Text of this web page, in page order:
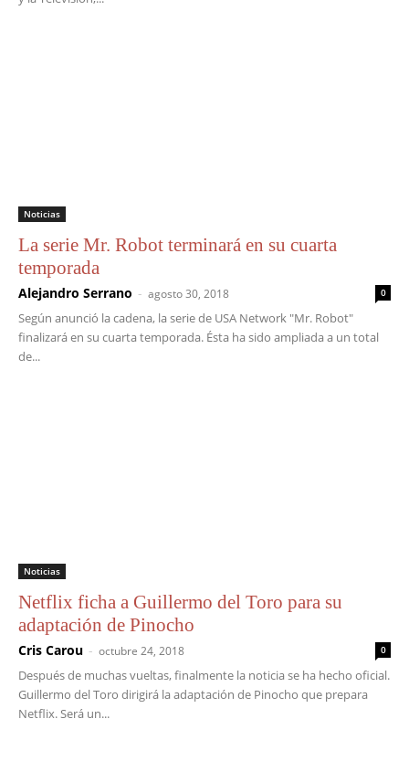
Noticias
La serie Mr. Robot terminará en su cuarta
temporada
Alejandro Serrano - agosto 30, 2018 0
Según anunció la cadena, la serie de USA Network "Mr. Robot"
finalizará en su cuarta temporada. Ésta ha sido ampliada a un total
de...
Noticias
Netflix ficha a Guillermo del Toro para su
adaptación de Pinocho
Cris Carou - octubre 24, 2018 0
Después de muchas vueltas, finalmente la noticia se ha hecho oficial.
Guillermo del Toro dirigirá la adaptación de Pinocho que prepara
Netflix. Será un...